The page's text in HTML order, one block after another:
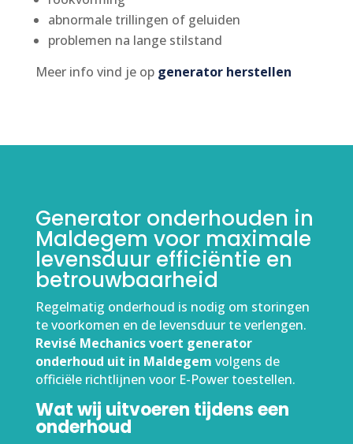
abnormale trillingen of geluiden
problemen na lange stilstand
Meer info vind je op generator herstellen
Generator onderhouden in
Maldegem voor maximale
levensduur efficiëntie en
betrouwbaarheid
Regelmatig onderhoud is nodig om storingen
te voorkomen en de levensduur te verlengen.
Revisé Mechanics voert generator
onderhoud uit in Maldegem volgens de
officiële richtlijnen voorE-Power toestellen.
Wat wij uitvoeren tijdens een
onderhoud